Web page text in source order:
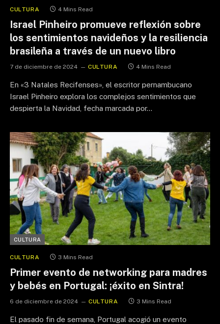
CULTURA 4 Mins Read
Israel Pinheiro promueve reflexión sobre
los sentimientos navideños y la resiliencia
brasileña a través de un nuevo libro
7 de diciembre de 2024 CULTURA 4 Mins Read
En «3 Natales Recifenses», el escritor pernambucano
Israel Pinheiro explora los complejos sentimientos que
despierta la Navidad, fecha marcada por…
CULTURA
CULTURA 3 Mins Read
Primer evento de networking para madres
y bebés en Portugal: ¡éxito en Sintra!
6 de diciembre de 2024 CULTURA 3 Mins Read
El pasado fin de semana, Portugal acogió un evento